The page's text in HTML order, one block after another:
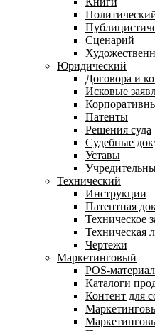
Сценарий
Юридический
Договора и
Исковые
Патенты
Решения суда
Судебные
Уставы
Технический
Инструкции
Патентная
Техническое
Техническая
Чертежи
Маркетинговый
POS-
Каталоги
Контент для